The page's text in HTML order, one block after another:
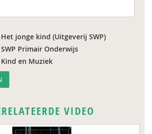
jonge kind (Uitgeverij SWP)
Primair Onderwijs
en Muziek
VIDEO